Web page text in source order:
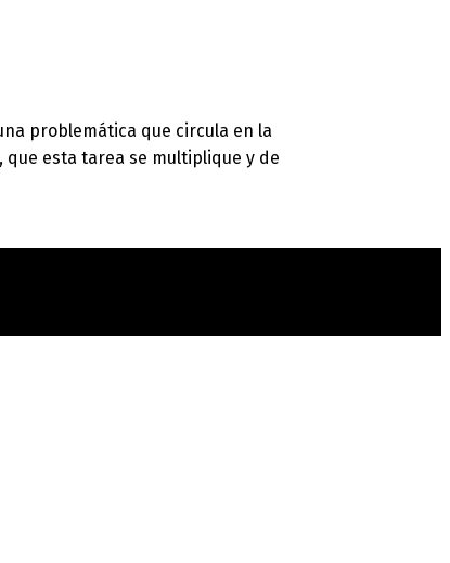
problemática que circula en la
esta tarea se multiplique y de